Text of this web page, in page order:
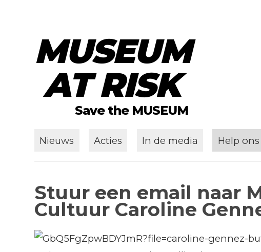
Skip to content
MUSEUM
AT RISK
Save the MUSEUM
Nieuws Acties In de media Current
Help ons
Stuur een email naar
Cultuur Caroline